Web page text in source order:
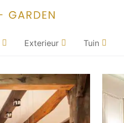
Exterieur Tuin